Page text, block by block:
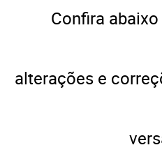
Confira
alterações e